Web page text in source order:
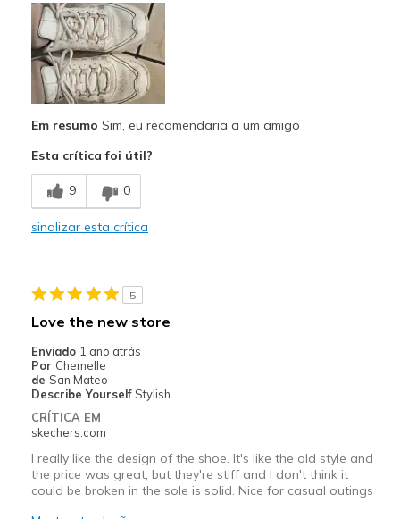
Attractive Design
Breathe Well
Comfortable
Durable
Stylish
Melhores utilizações
Casual Wear
Travel
Width
Feels true to width
Sizing
View On Shoes
Em resumo Sim, eu recomendaria a um amigo
Esta crítica foi útil?
9 0
sinalizar esta crítica
5
Love the new store
Enviado 1 ano atrás
Por Chemelle
de San Mateo
Describe Yourself Stylish
CRÍTICA EM
skechers.com
I really like the design of the shoe. It's like the old style and
the price was great, but they're stiff and I don't think it
could be broken in the sole is solid. Nice for casual outings